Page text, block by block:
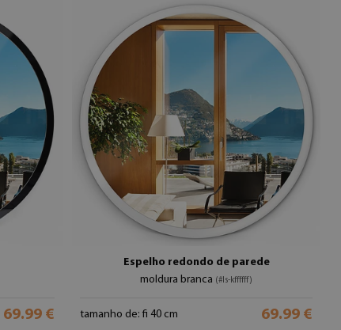
69.99 €
Espelho redondo de parede
moldura branca (#ls-kffffff)
tamanho de: fi 40 cm 69.99 €